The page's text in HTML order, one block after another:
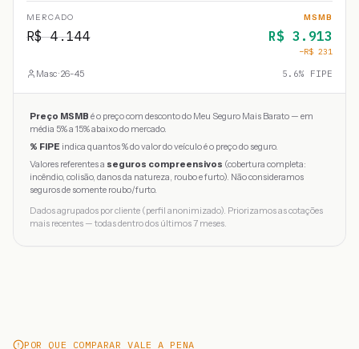
MERCADO
R$4.144
MSMB
R$ 3.913
−R$ 231
Masc · 26-45 5.6% FIPE
Preço MSMB é o preço com desconto do Meu Seguro Mais Barato — em
média 5% a 15% abaixo do mercado.
% FIPE indica quantos % do valor do veículo é o preço do seguro.
Valores referentes a seguros compreensivos (cobertura completa:
incêndio, colisão, danos da natureza, roubo e furto). Não consideramos
seguros de somente roubo/furto.
Dados agrupados por cliente (perfil anonimizado). Priorizamos as cotações
mais recentes — todas dentro dos últimos 7 meses.
POR QUE COMPARAR VALE A PENA